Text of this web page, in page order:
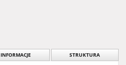
INFORMACJE STRUKTURA